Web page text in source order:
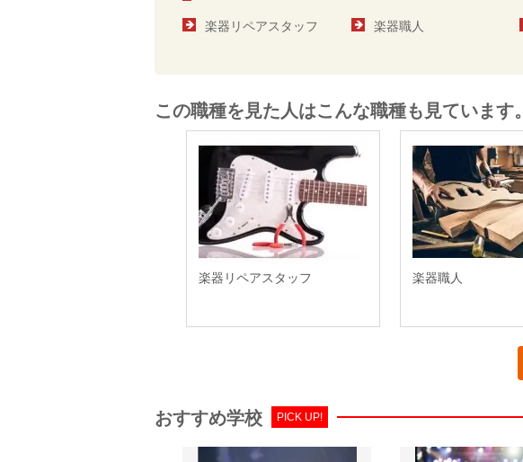
楽器リペアスタッフ 楽器職人
この職種を見た人はこんな職種も見ています。
楽器リペアスタッフ 楽器職人
おすすめ学校 PICK UP!